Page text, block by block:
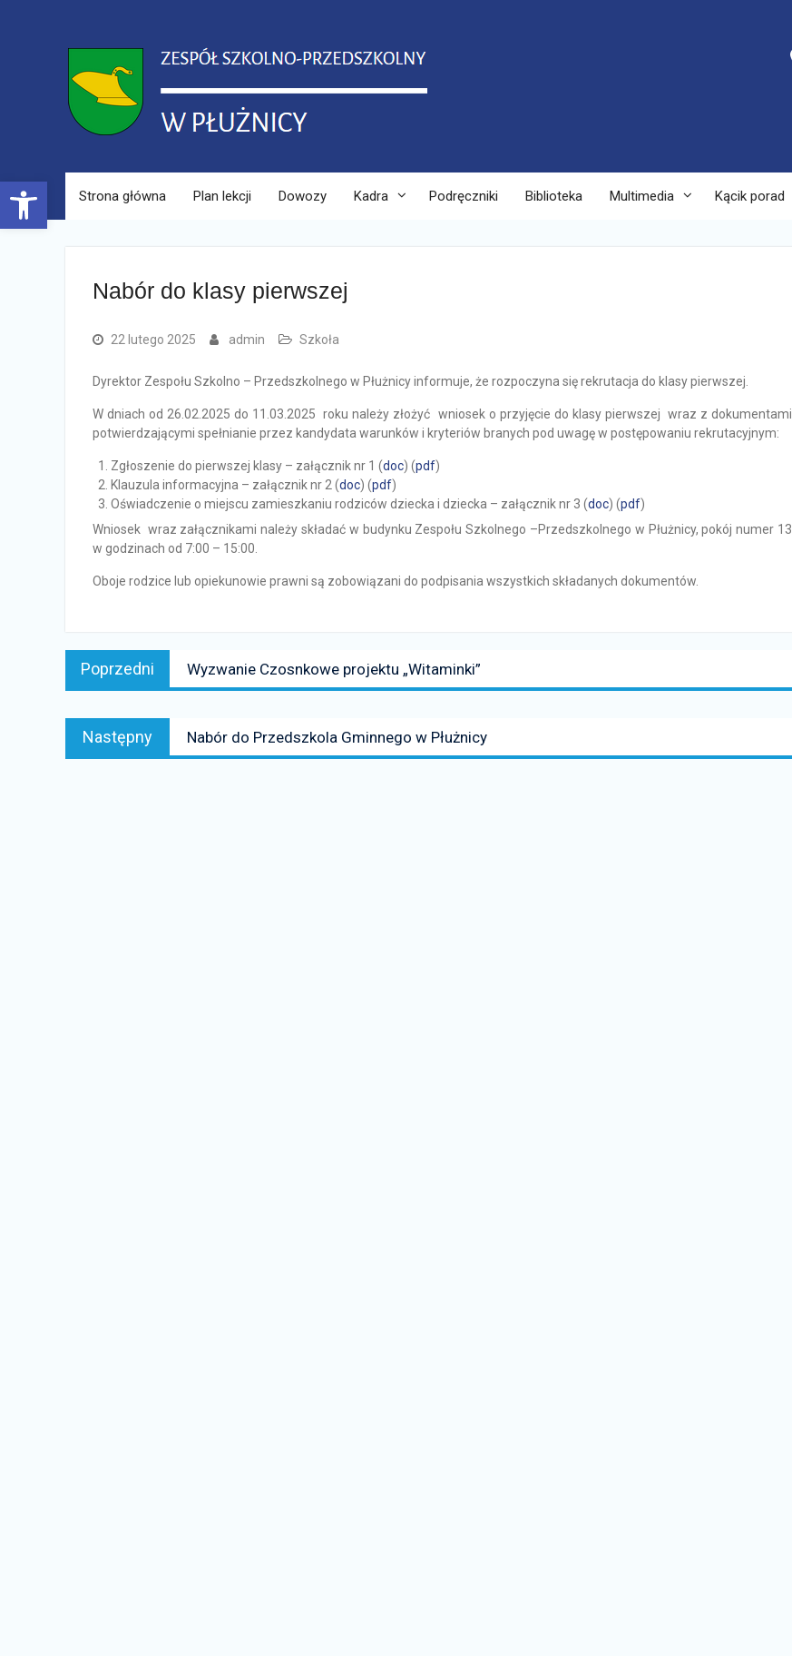
Open toolbarStrona główna Plan lekcji Dowozy Kadra Podręczniki Biblioteka Multimedia Kącik porad
Nabór do klasy pierwszej
22 lutego 2025 admin Szkoła
Dyrektor Zespołu Szkolno – Przedszkolnego w Płużnicy informuje, że rozpoczyna się rekrutacja do klasy pierwszej.
W dniach od 26.02.2025 do 11.03.2025 roku należy złożyć wniosek o przyjęcie do klasy pierwszej wraz z dokumentami
potwierdzającymi spełnianie przez kandydata warunków i kryteriów branych pod uwagę w postępowaniu rekrutacyjnym:
Zgłoszenie do pierwszej klasy – załącznik nr 1 (doc) (pdf)
Klauzula informacyjna – załącznik nr 2 (doc) (pdf)
Oświadczenie o miejscu zamieszkaniu rodziców dziecka i dziecka – załącznik nr 3 (doc) (pdf)
Wniosek wraz załącznikami należy składać w budynku Zespołu Szkolnego –Przedszkolnego w Płużnicy, pokój numer 13
w godzinach od 7:00 – 15:00.
Oboje rodzice lub opiekunowie prawni są zobowiązani do podpisania wszystkich składanych dokumentów.
Nawigacja
wpisu
Poprzedni
news:
Wyzwanie Czosnkowe projektu „Witaminki”
Następny
news:
Nabór do Przedszkola Gminnego w Płużnicy